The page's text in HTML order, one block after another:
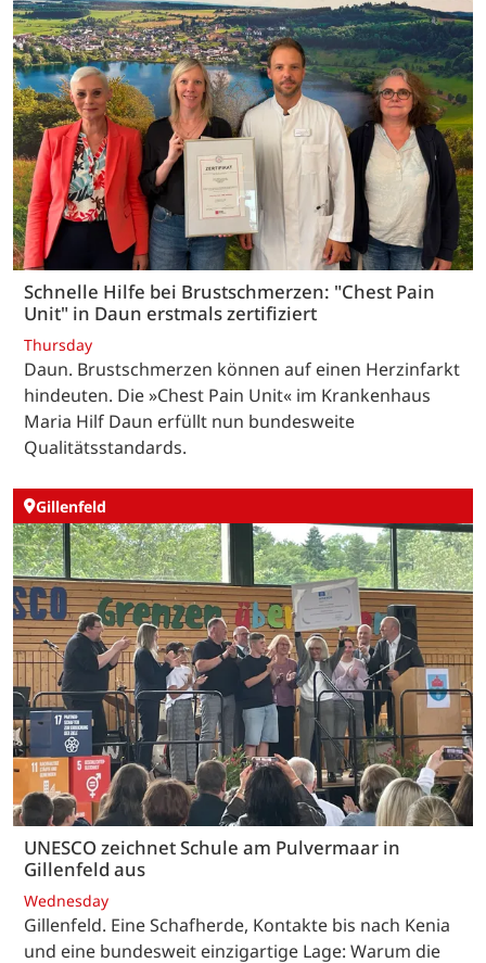
Schnelle Hilfe bei Brustschmerzen: "Chest Pain
Unit" in Daun erstmals zertifiziert
Thursday
Daun. Brustschmerzen können auf einen Herzinfarkt
hindeuten. Die »Chest Pain Unit« im Krankenhaus
Maria Hilf Daun erfüllt nun bundesweite
Qualitätsstandards.
Gillenfeld
UNESCO zeichnet Schule am Pulvermaar in
Gillenfeld aus
Wednesday
Gillenfeld. Eine Schafherde, Kontakte bis nach Kenia
und eine bundesweit einzigartige Lage: Warum die